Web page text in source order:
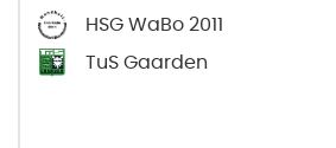
HSG WaBo 2011
TuS Gaarden